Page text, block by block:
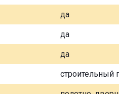
да
да
да
строительный